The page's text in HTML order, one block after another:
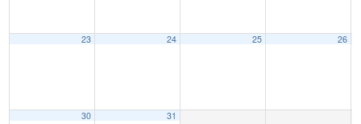
23 24 25 26
30 31